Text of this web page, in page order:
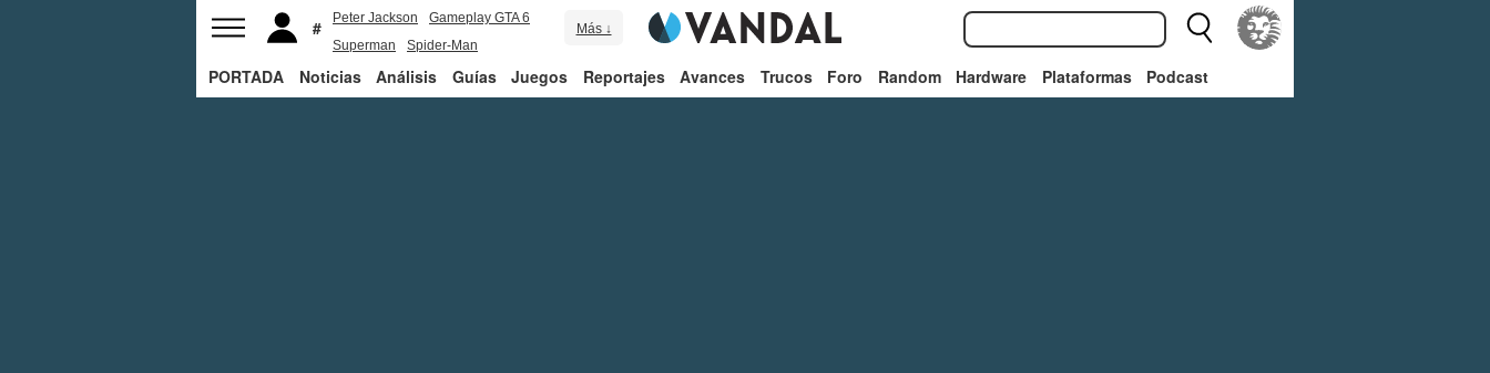
Peter Jackson
Gameplay GTA 6
Superman
Spider-Man
Más ↓
PORTADA Noticias Análisis Guías Juegos Reportajes Avances Trucos Foro Random Hardware Plataformas Podcast